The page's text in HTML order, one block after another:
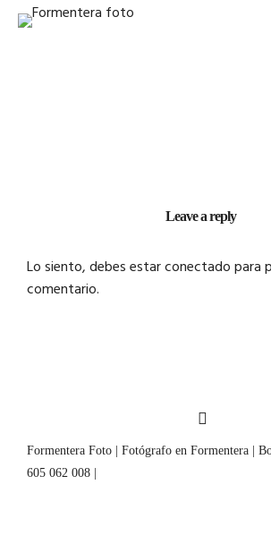
Leave a reply
Lo siento, debes estarconectadopara
comentario.
Formentera Foto | Fotógrafo en Formentera |
605 062 008 |